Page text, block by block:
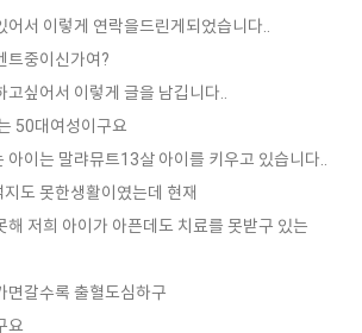
서 이렇게 연락을드린게되었습니다..
트중이신가여?
싶어서 이렇게 글을 남깁니다..
50대여성이구요
이는 말랴뮤트13살 아이를 키우고 있습니다..
도 못한생활이였는데 현재
해 저희 아이가 아픈데도 치료를 못받구 있는
면갈수록 출혈도심하구
요